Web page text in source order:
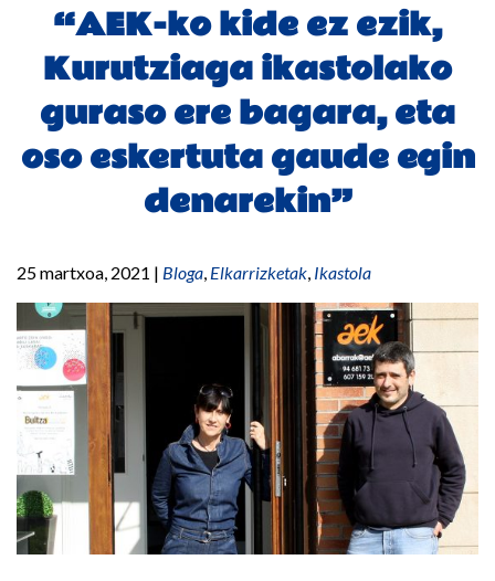
“AEK-ko kide ez ezik,
Kurutziaga ikastolako
guraso ere bagara, eta
oso eskertuta gaude egin
denarekin”
25 martxoa, 2021 | Bloga, Elkarrizketak, Ikastola